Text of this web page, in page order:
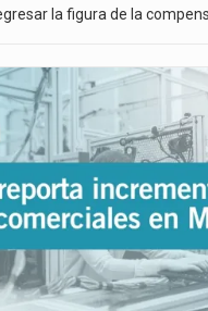
la figura de la